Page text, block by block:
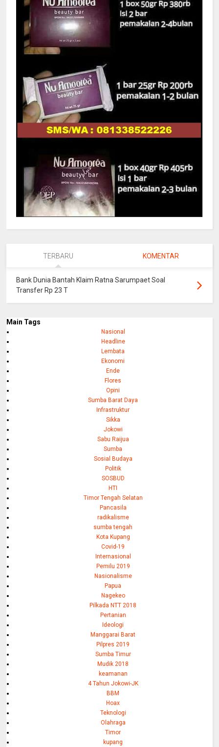
TERBARU KOMENTAR
Bank Dunia Bantah Klaim Ratna Sarumpaet Soal
Transfer Rp 23 T
Main Tags
Nasional
Headline
Lembata
Ekonomi
Ende
Flores
Opini
Sumba Barat Daya
Infrastruktur
Sikka
Jokowi
Sabu Raijua
Sumba
Sosial Budaya
Politik
SOSBUD
HTI
Timor Tengah Selatan
Pancasila
radikalisme
sumba tengah
Kota Kupang
Covid-19
Internasional
Pemilu 2019
Nasionalisme
Papua
Nagekeo
Pilkada NTT 2018
Pertanian
Ideologi
Manggarai Barat
Pilpres 2019
Sumba Timur
Mudik 2018
keamanan
4 Tahun Jokowi-JK
BBM
Hoax
Teknologi
Olahraga
Timor
kupang